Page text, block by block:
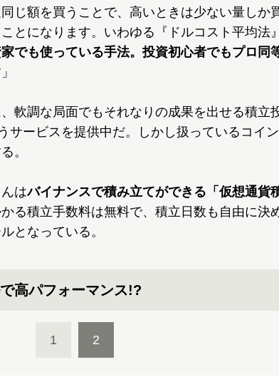
じ額を買うことで、高いときは少ない量しか
とになります。いわゆる『ドルコスト平均法
でも使っている手法。投資初心者でもプロ同
軟調な局面でもそれなりの成果を出せる積立
サービスを提供中だ。しかし扱っているコイ
。
はバイナンスで積み立てができる「仮想通貨
る積立手数料は無料で、積立日数も自由に決
となっている。
高パフォーマンス!?
1 2